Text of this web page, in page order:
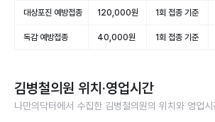
대상포진 예방접종 120,000원 1회 접종 기준
독감 예방접종 40,000원 1회 접종 기준
김병철의원 위치·영업시간
나만의닥터에서 수집한 김병철의원의 위치와 영업